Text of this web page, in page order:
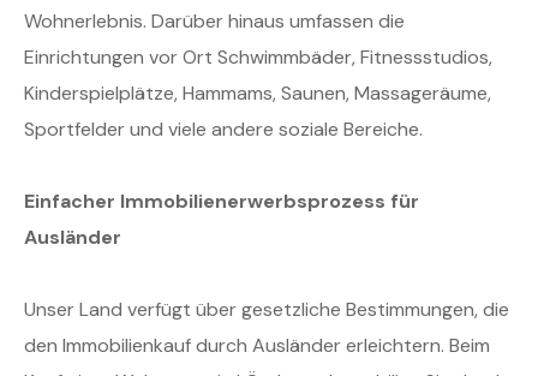
Wohnerlebnis. Darüber hinaus umfassen die
Einrichtungen vor Ort Schwimmbäder, Fitnessstudios,
Kinderspielplätze, Hammams, Saunen, Massageräume,
Sportfelder und viele andere soziale Bereiche.
Einfacher Immobilienerwerbsprozess für
Ausländer
Unser Land verfügt über gesetzliche Bestimmungen, die
den Immobilienkauf durch Ausländer erleichtern. Beim